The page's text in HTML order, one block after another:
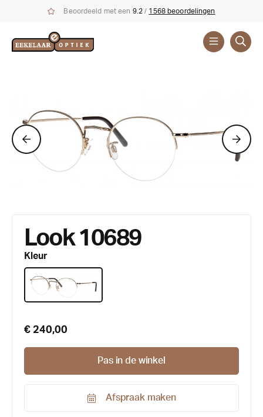
Beoordeeld met een 9.2 / 1568 beoordelingen
Look 10689
Kleur
€ 240,00
Pas in de winkel
Afspraak maken